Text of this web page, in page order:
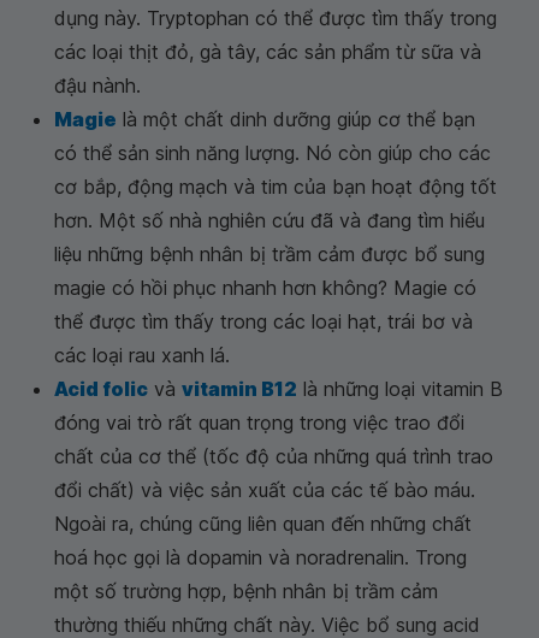
dụng này. Tryptophan có thể được tìm thấy trong
các loại thịt đỏ, gà tây, các sản phẩm từ sữa và
đậu nành.
Magie là một chất dinh dưỡng giúp cơ thể bạn
có thể sản sinh năng lượng. Nó còn giúp cho các
cơ bắp, động mạch và tim của bạn hoạt động tốt
hơn. Một số nhà nghiên cứu đã và đang tìm hiểu
liệu những bệnh nhân bị trầm cảm được bổ sung
magie có hồi phục nhanh hơn không? Magie có
thể được tìm thấy trong các loại hạt, trái bơ và
các loại rau xanh lá.
Acid folic và vitamin B12 là những loại vitamin B
đóng vai trò rất quan trọng trong việc trao đổi
chất của cơ thể (tốc độ của những quá trình trao
đổi chất) và việc sản xuất của các tế bào máu.
Ngoài ra, chúng cũng liên quan đến những chất
hoá học gọi là dopamin và noradrenalin. Trong
một số trường hợp, bệnh nhân bị trầm cảm
thường thiếu những chất này. Việc bổ sung acid